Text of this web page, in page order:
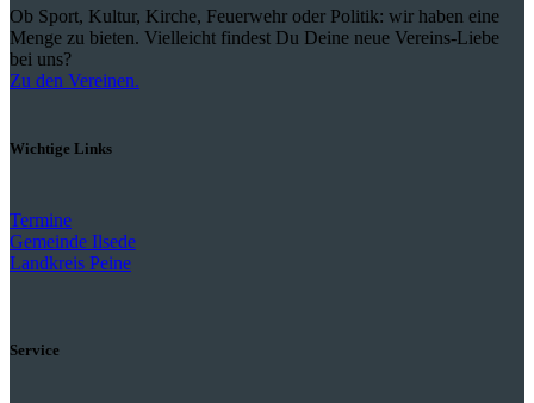
Ob Sport, Kultur, Kirche, Feuerwehr oder Politik: wir haben eine
Menge zu bieten. Vielleicht findest Du Deine neue Vereins-Liebe
bei uns?
Zu den Vereinen.
Wichtige Links
Termine
Gemeinde Ilsede
Landkreis Peine
Service